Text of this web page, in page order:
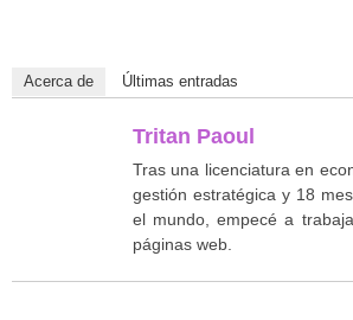
Acerca de Últimas entradas
Tritan Paoul
Tras una licenciatura en
gestión estratégica y 18
el mundo, empecé a
páginas web.